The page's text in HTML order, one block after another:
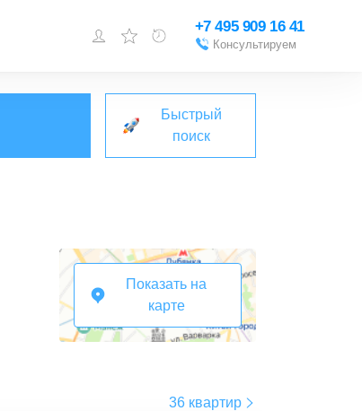
зарегистрироваться
Добавить объект
+7 495 909 16 41
Консультируем
Быстрый
поиск
Показать на
карте
36 квартир